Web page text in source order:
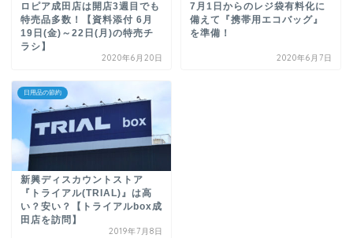
ロピア成田店は開店3週目でも
特売品多数！【資料添付 6月
19日(金)～22日(月)の特売チ
ラシ】
2020年6月20日
7月1日からのレジ袋有料化に
備えて『携帯用エコバッグ』
を準備！
2020年6月7日
日用品の節約
新興ディスカウントストア
『トライアル(TRIAL)』は高
い？安い？【トライアルbox成
田店を訪問】
2019年7月8日